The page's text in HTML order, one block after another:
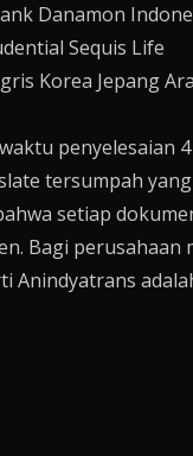
Danamon
Sequis Life
Korea Jepang
penyelesaian 4
tersumpah
setiap
Bagi
Anindyatrans